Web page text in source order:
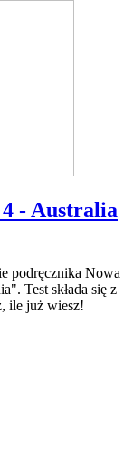
4 - Australia
podręcznika Nowa
Test składa się z
ile już wiesz!